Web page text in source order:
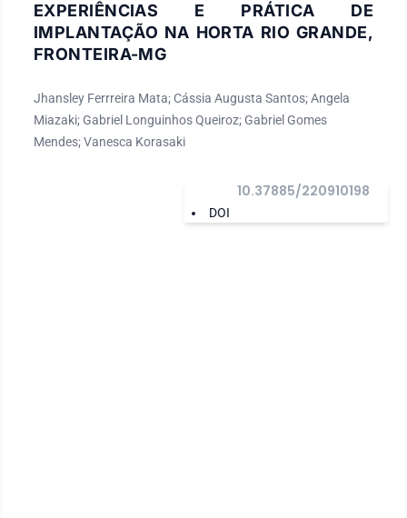
EXPERIÊNCIAS E PRÁTICA DE
IMPLANTAÇÃO NA HORTA RIO GRANDE,
FRONTEIRA-MG
Jhansley Ferrreira Mata; Cássia Augusta Santos; Angela
Miazaki; Gabriel Longuinhos Queiroz; Gabriel Gomes
Mendes; Vanesca Korasaki
DOI
10.37885/220910198